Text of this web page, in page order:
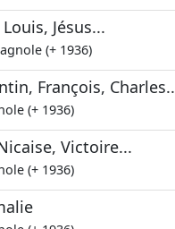
Jésus...
(+ 1936)
François, Charles..
(+ 1936)
Victoire...
(+ 1936)